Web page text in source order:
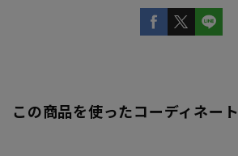
この商品を使ったコーディネート